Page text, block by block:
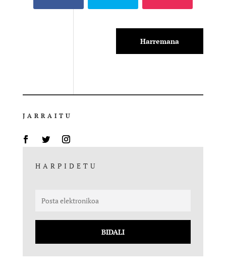
Harremana
JARRAITU
HARPIDETU
BIDALI